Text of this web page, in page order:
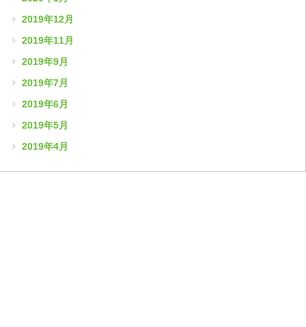
2019年12月
2019年11月
2019年9月
2019年7月
2019年6月
2019年5月
2019年4月